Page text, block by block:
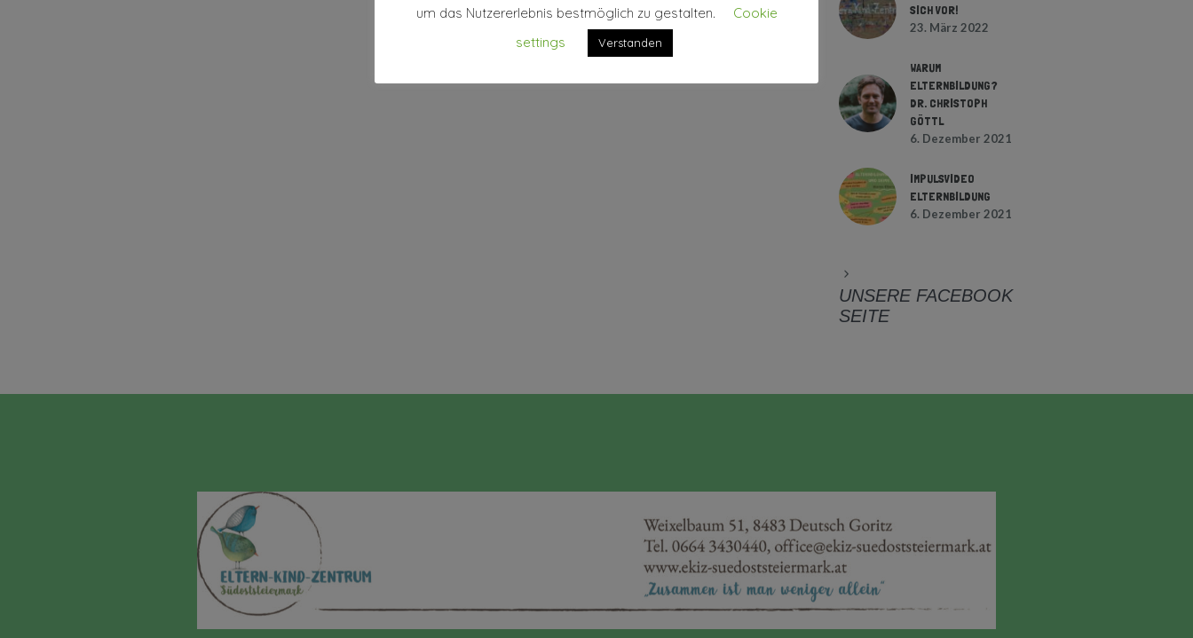
SICH VOR!
23. März 2022
WARUM
ELTERNBILDUNG?
DR. CHRISTOPH
GÖTTL
6. Dezember 2021
IMPULSVIDEO
ELTERNBILDUNG
6. Dezember 2021
UNSERE FACEBOOK
SEITE
um das Nutzererlebnis bestmöglich zu gestalten.
Cookie
settings
Verstanden